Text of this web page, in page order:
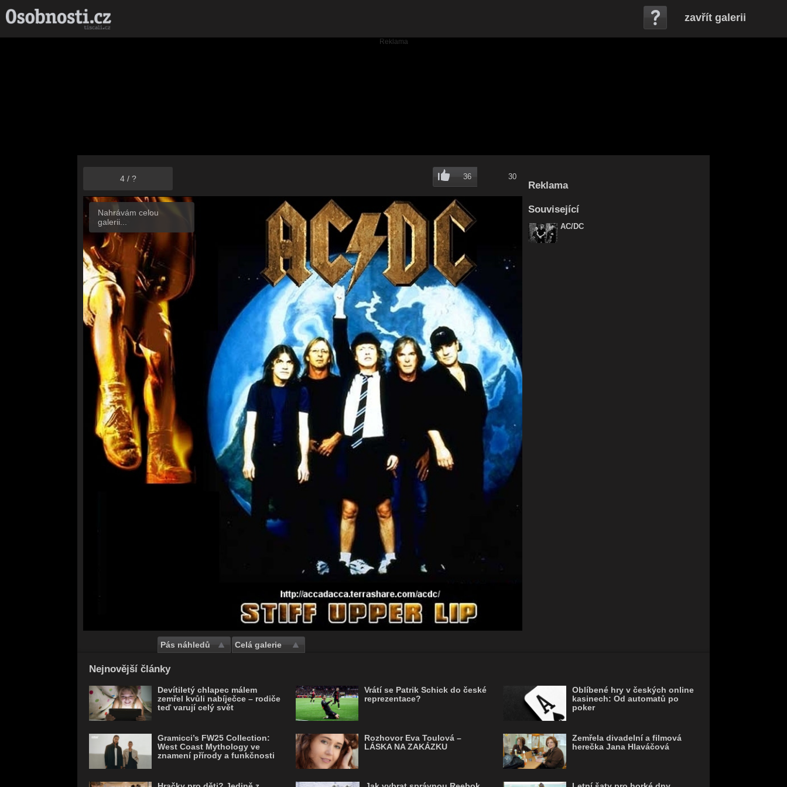
zavřít galerii
Nahrávám celou
galerii...
4/ ? 36 30
Pás náhledů Celá galerie
Reklama
Související
AC/DC
Nejnovější články
Devítiletý chlapec málem
zemřel kvůli nabíječce – rodiče
teď varují celý svět
Gramicci’s FW25 Collection:
West Coast Mythology ve
znamení přírody a funkčnosti
Vrátí se Patrik Schick do české
reprezentace?
Rozhovor Eva Toulová –
LÁSKA NA ZAKÁZKU
Oblíbené hry v českých online
kasinech: Od automatů po
poker
Zemřela divadelní a filmová
herečka Jana Hlaváčová